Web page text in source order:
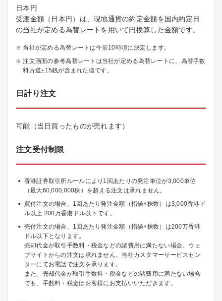
日本円
受渡金額（日本円）は、現地通貨の約定金額を国内約定日
の当社が定める為替レートを用いて円換算した金額です。
当社が定める為替レートは午前10時頃に決定します。
注文画面の参考為替レートは当社が定める為替レートに、為替手数
料片道±15銭が含まれた値です。
日計り注文
可能（当日買ったものが売れます）
注文受付制限
香港証券取引所ルールにより1回あたりの発注単位が3,000単位
（最大60,000,000株）を超える注文は承れません。
買付注文の場合、1回あたり発注金額（指値×株数）は3,000香港ド
ル以上 200万香港ドル以下です。
売付注文の場合、1回あたり発注金額（指値×株数）は200万香港
ドル以下となります。
売却代金が取引手数料・税金などの諸費用に満たない場合、ウェ
ブサイトからの注文は承れません。当社カスタマーサービスセン
ターにてお電話で注文を承ります。
また、売却代金が取引手数料・税金などの諸費用に満たない場合
でも、手数料・税金はお客様にお支払いいただきます。